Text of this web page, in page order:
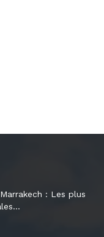
: Les plus